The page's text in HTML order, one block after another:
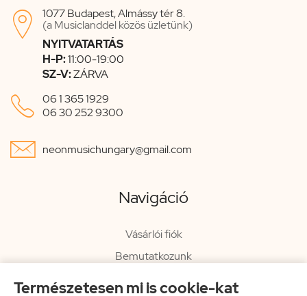
Természetesen mi is cookie-kat

1077 Budapest, Almássy tér 8.
(a Musiclanddel közös üzletünk)
NYITVATARTÁS
H-P:11:00-19:00
SZ-V:ZÁRVA
 06 1 365 1929
06 30 252 9300
 neonmusichungary@gmail.com
Navigáció
Vásárlói fiók
Bemutatkozunk